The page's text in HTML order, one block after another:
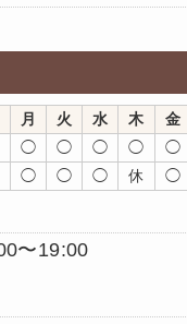
月 火 水 木 金
◯ ◯ ◯ ◯ ◯
◯ ◯ ◯ 休 ◯
〜19:00